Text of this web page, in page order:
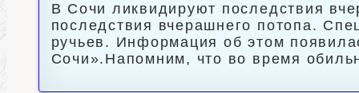
В Сочи ликвидируют последствия
последствия вчерашнего потопа.
ручьев. Информация об этом
Сочи».Напомним, что во время